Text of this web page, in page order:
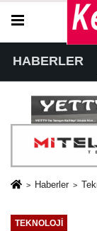
HABERLER
Haberler
TEKNOLOJI